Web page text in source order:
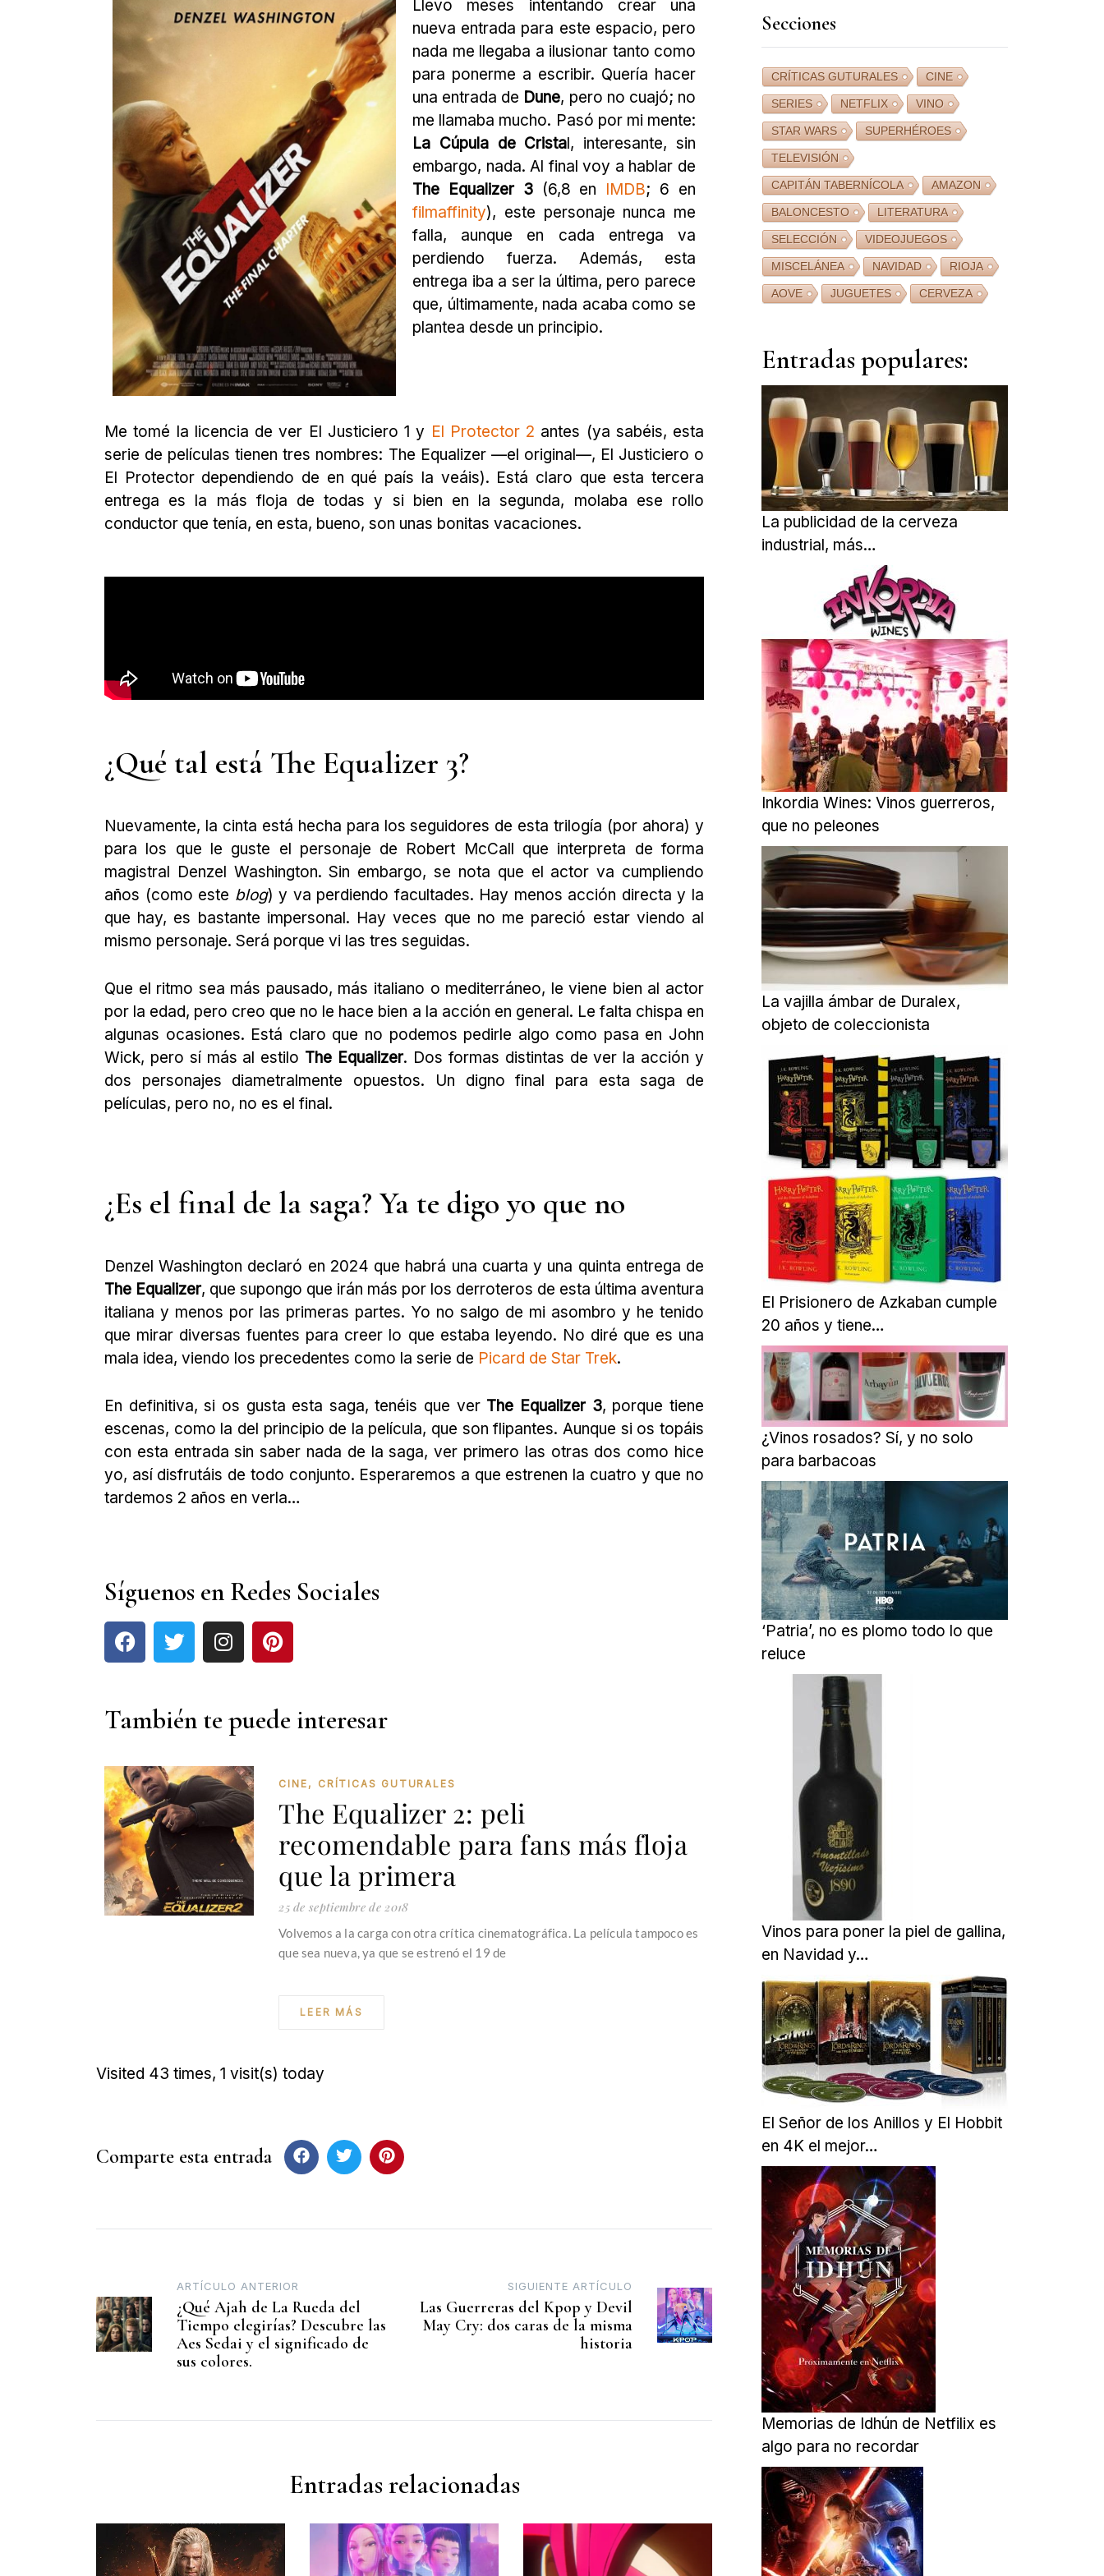
Llevo meses intentando crear una
nueva entrada para este espacio, pero
nada me llegaba a ilusionar tanto como
para ponerme a escribir. Quería hacer
una entrada de Dune, pero no cuajó; no
me llamaba mucho. Pasó por mi mente:
La Cúpula de Cristal, interesante, sin
embargo, nada. Al final voy a hablar de
The Equalizer 3 (6,8 en IMDB; 6 en
filmaffinity), este personaje nunca me
falla, aunque en cada entrega va
perdiendo fuerza. Además, esta
entrega iba a ser la última, pero parece
que, últimamente, nada acaba como se
plantea desde un principio.
Me tomé la licencia de ver El Justiciero 1 y El Protector 2 antes (ya sabéis, esta
serie de películas tienen tres nombres: The Equalizer —el original—, El Justiciero o
El Protector dependiendo de en qué país la veáis). Está claro que esta tercera
entrega es la más floja de todas y si bien en la segunda, molaba ese rollo
conductor que tenía, en esta, bueno, son unas bonitas vacaciones.
¿Qué tal está The Equalizer 3?
Nuevamente, la cinta está hecha para los seguidores de esta trilogía (por ahora) y
para los que le guste el personaje de Robert McCall que interpreta de forma
magistral Denzel Washington. Sin embargo, se nota que el actor va cumpliendo
años (como este blog) y va perdiendo facultades. Hay menos acción directa y la
que hay, es bastante impersonal. Hay veces que no me pareció estar viendo al
mismo personaje. Será porque vi las tres seguidas.
Que el ritmo sea más pausado, más italiano o mediterráneo, le viene bien al actor
por la edad, pero creo que no le hace bien a la acción en general. Le falta chispa en
algunas ocasiones. Está claro que no podemos pedirle algo como pasa en John
Wick, pero sí más al estilo The Equalizer. Dos formas distintas de ver la acción y
dos personajes diametralmente opuestos. Un digno final para esta saga de
películas, pero no, no es el final.
¿Es el final de la saga? Ya te digo yo que no
Denzel Washington declaró en 2024 que habrá una cuarta y una quinta entrega de
The Equalizer, que supongo que irán más por los derroteros de esta última aventura
italiana y menos por las primeras partes. Yo no salgo de mi asombro y he tenido
que mirar diversas fuentes para creer lo que estaba leyendo. No diré que es una
mala idea, viendo los precedentes como la serie de Picard de Star Trek.
En definitiva, si os gusta esta saga, tenéis que ver The Equalizer 3, porque tiene
escenas, como la del principio de la película, que son flipantes. Aunque si os topáis
con esta entrada sin saber nada de la saga, ver primero las otras dos como hice
yo, así disfrutáis de todo conjunto. Esperaremos a que estrenen la cuatro y que no
tardemos 2 años en verla…
Síguenos en Redes Sociales
También te puede interesar
CINE , CRÍTICAS GUTURALES
The Equalizer 2: peli
recomendable para fans más floja
que la primera
25 de septiembre de 2018
Volvemos a la carga con otra crítica cinematográfica. La película tampoco es
que sea nueva, ya que se estrenó el 19 de
LEER MÁS
Visited 43 times, 1 visit(s) today
Comparte esta entrada
ARTÍCULO ANTERIOR
¿Qué Ajah de La Rueda del
Tiempo elegirías? Descubre las
Aes Sedai y el significado de
sus colores.
SIGUIENTE ARTÍCULO
Las Guerreras del Kpop y Devil
May Cry: dos caras de la misma
historia
Entradas relacionadas
Secciones
CRÍTICAS GUTURALES CINE
SERIES NETFLIX VINO
STAR WARS SUPERHÉROES
TELEVISIÓN
CAPITÁN TABERNÍCOLA AMAZON
BALONCESTO LITERATURA
SELECCIÓN VIDEOJUEGOS
MISCELÁNEA NAVIDAD RIOJA
AOVE JUGUETES CERVEZA
Entradas populares:
La publicidad de la cerveza
industrial, más…
Inkordia Wines: Vinos guerreros,
que no peleones
La vajilla ámbar de Duralex,
objeto de coleccionista
El Prisionero de Azkaban cumple
20 años y tiene…
¿Vinos rosados? Sí, y no solo
para barbacoas
‘Patria’, no es plomo todo lo que
reluce
Vinos para poner la piel de gallina,
en Navidad y…
El Señor de los Anillos y El Hobbit
en 4K el mejor…
Memorias de Idhún de Netfilix es
algo para no recordar